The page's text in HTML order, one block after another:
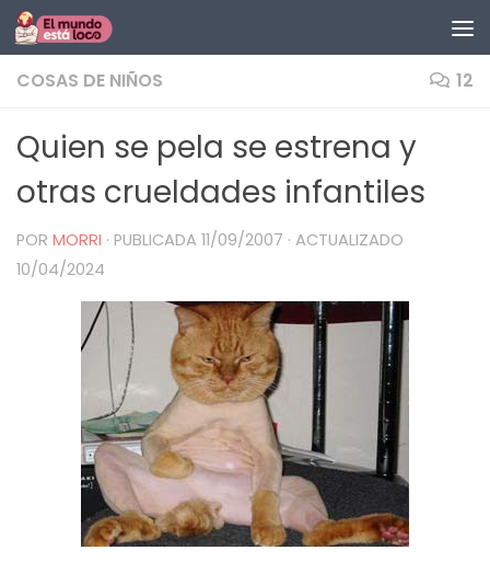
Saltar al contenido
COSAS DE NIÑOS 12
Quien se pela se estrena y
otras crueldades infantiles
POR MORRI · PUBLICADA 11/09/2007 · ACTUALIZADO
10/04/2024